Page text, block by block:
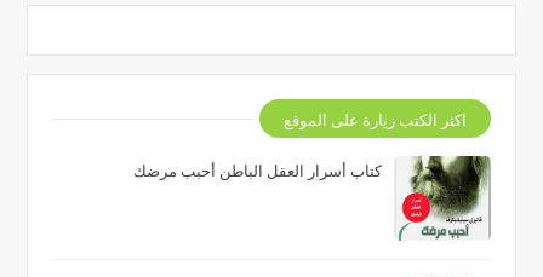
اكثر الكتب زيارة على الموقع
كتاب أسرار العقل الباطن أحبب مرضك